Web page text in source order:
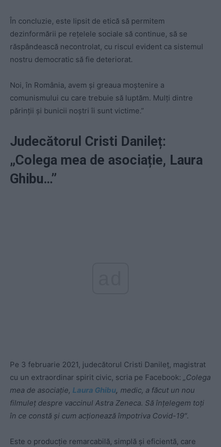
În concluzie, este lipsit de etică să permitem
dezinformării pe rețelele sociale să continue, să se
răspândească necontrolat, cu riscul evident ca sistemul
nostru democratic să fie deteriorat.
Noi, în România, avem și greaua moștenire a
comunismului cu care trebuie să luptăm. Mulți dintre
părinții și bunicii noștri îi sunt victime.”
Judecătorul Cristi Danileț:
„Colega mea de asociație, Laura
Ghibu…”
Pe 3 februarie 2021, judecătorul Cristi Danileț, magistrat
cu un extraordinar spirit civic, scria pe Facebook: „Colega
mea de asociaţie, Laura Ghibu, medic, a făcut un nou
filmuleţ despre vaccinul Astra Zeneca. Să înţelegem toţi
în ce constă şi cum acţionează împotriva Covid-19″.
Este o producție remarcabilă, simplă și eficientă, care